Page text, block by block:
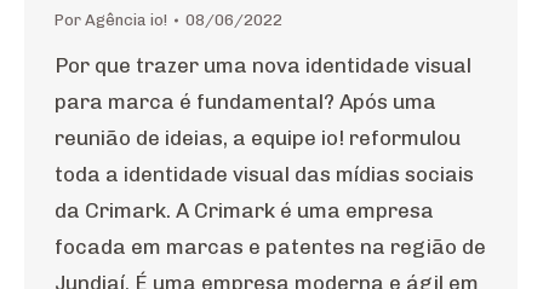
Por Agência io! 08/06/2022
Por que trazer uma nova identidade visual
para marca é fundamental? Após uma
reunião de ideias, a equipe io! reformulou
toda a identidade visual das mídias sociais
da Crimark. A Crimark é uma empresa
focada em marcas e patentes na região de
Jundiaí. É uma empresa moderna e ágil em